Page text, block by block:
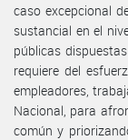
caso excepcional
sustancial en el
públicas
requiere del
empleadores,
Nacional, para
común y